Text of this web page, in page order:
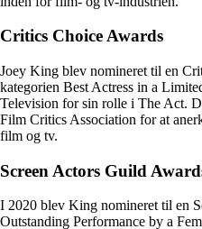
Critics Choice Awards
Joey King blev nomineret til en
kategorien Best Actress in a
Television for sin rolle i The Act.
Film Critics Association for at
film og tv.
Screen Actors Guild
I 2020 blev King nomineret til en
Outstanding Performance by a